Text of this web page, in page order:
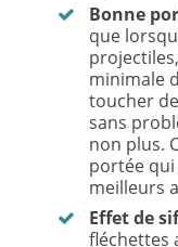
Bonne
que
minimale
toucher
sans
non plus.
portée
meilleurs
Effet de
fléchettes